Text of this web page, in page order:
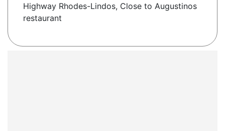
Highway Rhodes-Lindos, Close to Augustinos
restaurant